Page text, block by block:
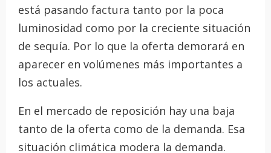
está pasando factura tanto por la poca
luminosidad como por la creciente situación
de sequía. Por lo que la oferta demorará en
aparecer en volúmenes más importantes a
los actuales.
En el mercado de reposición hay una baja
tanto de la oferta como de la demanda. Esa
situación climática modera la demanda.